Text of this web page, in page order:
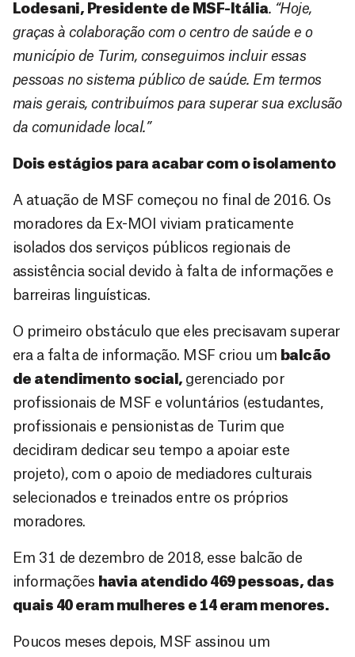
Lodesani, Presidente de MSF-Itália. “Hoje,
graças à colaboração com o centro de saúde e o
município de Turim, conseguimos incluir essas
pessoas no sistema público de saúde. Em termos
mais gerais, contribuímos para superar sua exclusão
da comunidade local.”
Dois estágios para acabar com o isolamento
A atuação de MSF começou no final de 2016. Os
moradores da Ex-MOI viviam praticamente
isolados dos serviços públicos regionais de
assistência social devido à falta de informações e
barreiras linguísticas.
O primeiro obstáculo que eles precisavam superar
era a falta de informação. MSF criou um balcão
de atendimento social, gerenciado por
profissionais de MSF e voluntários (estudantes,
profissionais e pensionistas de Turim que
decidiram dedicar seu tempo a apoiar este
projeto), com o apoio de mediadores culturais
selecionados e treinados entre os próprios
moradores.
Em 31 de dezembro de 2018, esse balcão de
informações havia atendido 469 pessoas, das
quais 40 eram mulheres e 14 eram menores.
Poucos meses depois, MSF assinou um